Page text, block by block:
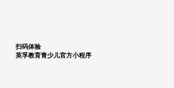
扫码体验
英孚教育青少儿官方小程序